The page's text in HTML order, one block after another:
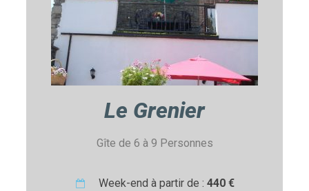
Le Grenier
Gîte de 6 à 9 Personnes
Week-end à partir de :440 €